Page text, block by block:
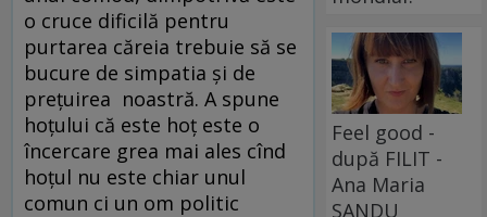
o cruce dificilă pentru
purtarea căreia trebuie să se
bucure de simpatia şi de
preţuirea noastră. A spune
hoţului că este hoţ este o
încercare grea mai ales cînd
hoţul nu este chiar unul
comun ci un om politic
Feel good -
după FILIT -
Ana Maria
SANDU